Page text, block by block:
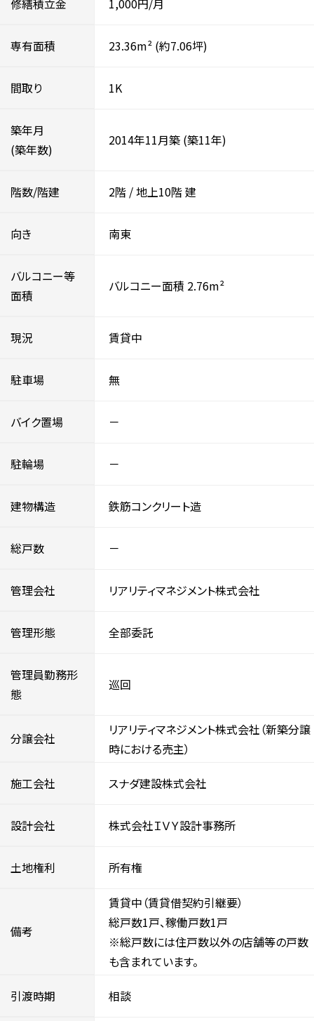
1,000円/月
専有面積 23.36m² (約7.06坪)
間取り 1K
築年月
(築年数)
2014年11月築 (築11年)
階数/階建 2階 /地上10階建
向き 南東
バルコニー等
面積
バルコニー面積 2.76m²
現況 賃貸中
駐車場 無
バイク置場 －
駐輪場 －
建物構造 鉄筋コンクリート造
総戸数 －
管理会社 リアリティマネジメント株式会社
管理形態 全部委託
管理員勤務形
態
巡回
分譲会社
リアリティマネジメント株式会社（新築分譲
時における売主）
施工会社 スナダ建設株式会社
設計会社 株式会社ＩＶＹ設計事務所
土地権利 所有権
備考
賃貸中（賃貸借契約引継要）
総戸数1戸、稼働戸数1戸
※総戸数には住戸数以外の店舗等の戸数
も含まれています。
引渡時期 相談